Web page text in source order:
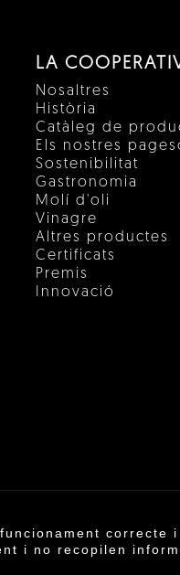
correcte
i no recopilen
LA
Nosaltres
Història
Catàleg de
Els nostres
Sostenibilitat
Gastronomia
Molí d'oli
Vinagre
Altres productes
Certificats
Premis
Innovació
| Copyright 2026 ©